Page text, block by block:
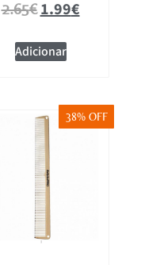
2.65€1.99€
Adicionar
38% OFF